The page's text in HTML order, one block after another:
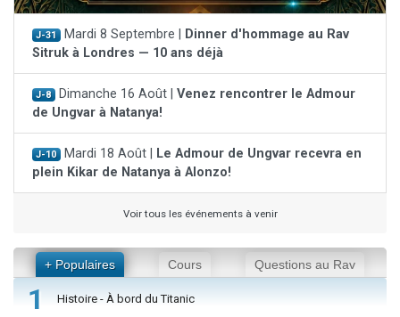
J-31 Mardi 8 Septembre |
Dinner d'hommage au Rav
Sitruk à Londres — 10 ans déjà
J-8 Dimanche 16 Août | Venez rencontrer le Admour
de Ungvar à Natanya!
J-10 Mardi 18 Août |
Le Admour de Ungvar recevra en
plein Kikar de Natanya à Alonzo!
Voir tous les événements à venir
+ Populaires Cours Questions au Rav
1 Histoire - À bord du Titanic